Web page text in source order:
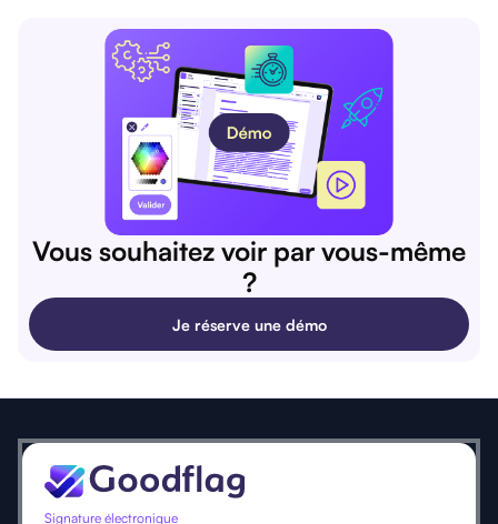
Vous souhaitez voir par vous-même
?
Je réserve une démo
Signature électronique